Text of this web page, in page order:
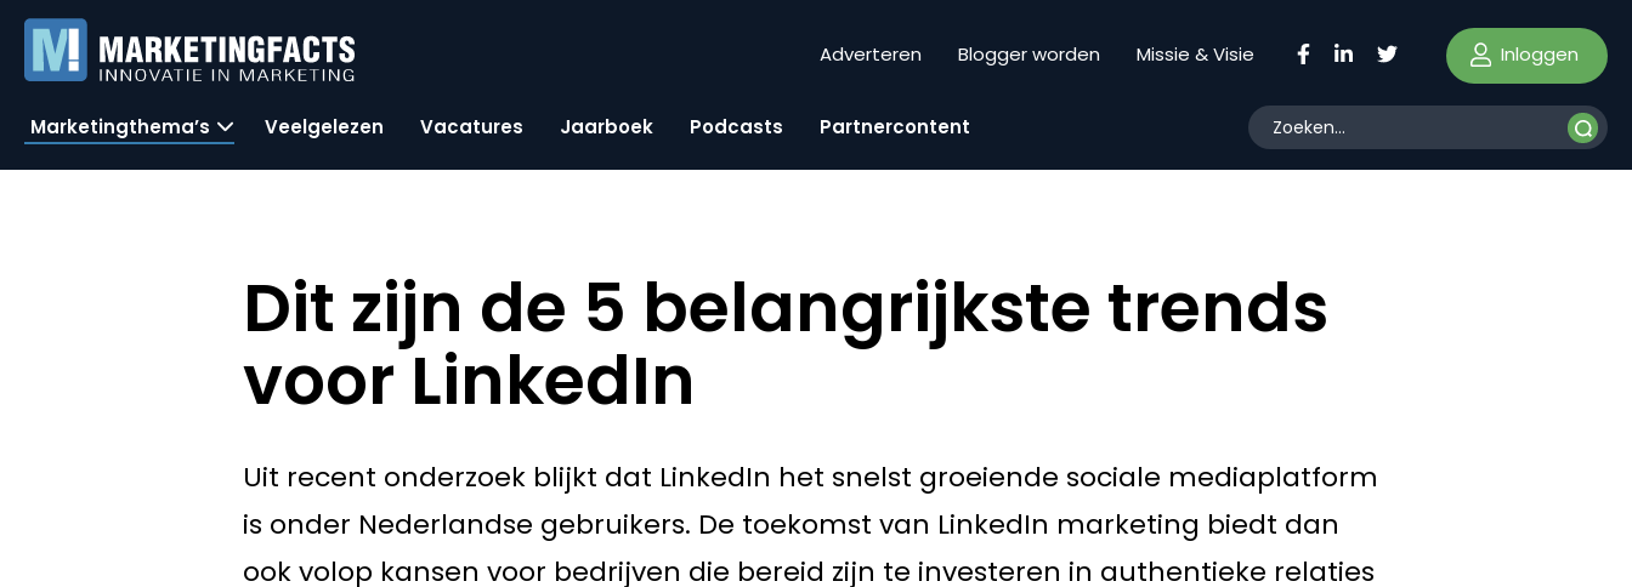
Adverteren Blogger worden Missie & Visie Inloggen
Marketingthema’s Veelgelezen Vacatures Jaarboek Podcasts Partnercontent
Dit zijn de 5 belangrijkste trends
voor LinkedIn
Uit recent onderzoek blijkt dat LinkedIn het snelst groeiende sociale mediaplatform
is onder Nederlandse gebruikers. De toekomst van LinkedIn marketing biedt dan
ook volop kansen voor bedrijven die bereid zijn te investeren in authentieke relaties